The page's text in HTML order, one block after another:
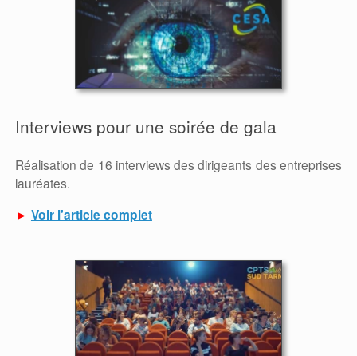
Interviews pour une soirée de gala
Réalisation de 16 interviews des dirigeants des entreprises
lauréates.
► Voir l'article complet